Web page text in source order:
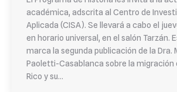
académica, adscrita al Centro de
Aplicada (CISA). Se llevará a cabo el
en horario universal, en el salón Tarzán.
marca la segunda publicación de la Dra.
Paoletti-Casablanca sobre la migración
Rico y su…